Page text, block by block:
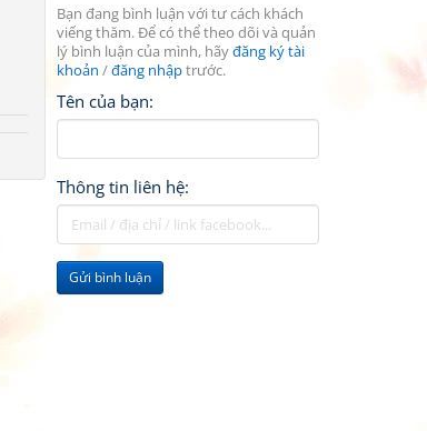
Bạn đang bình luận với tư cách khách
viếng thăm. Để có thể theo dõi và quản
lý bình luận của mình, hãyđăng ký tài
khoản /đăng nhậptrước.
Tên của bạn:
Thông tin liên hệ:
Gửi bình luận